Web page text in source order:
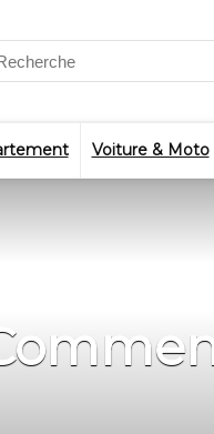
Voiture & Moto